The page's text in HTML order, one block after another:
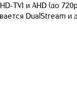
TVI и AHD (до
DualStream и